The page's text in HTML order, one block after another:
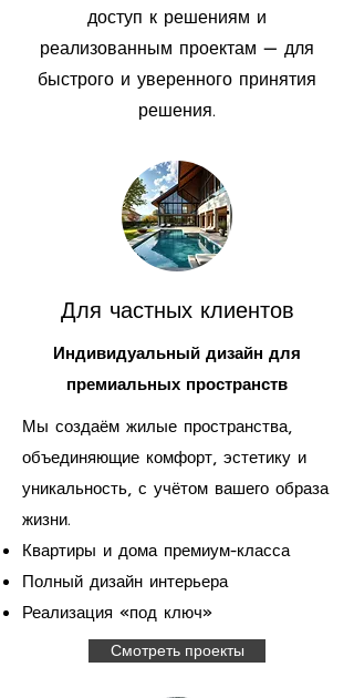
доступ к решениям и
реализованным проектам — для
быстрого и уверенного принятия
решения.
Для частных клиентов
Индивидуальный дизайн для
премиальных пространств
Мы создаём жилые пространства,
объединяющие комфорт, эстетику и
уникальность, с учётом вашего образа
жизни.
Квартиры и дома премиум-класса
Полный дизайн интерьера
Реализация «под ключ»
Смотреть проекты